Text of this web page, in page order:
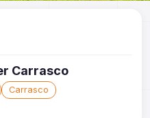
Carrasco
Carrasco